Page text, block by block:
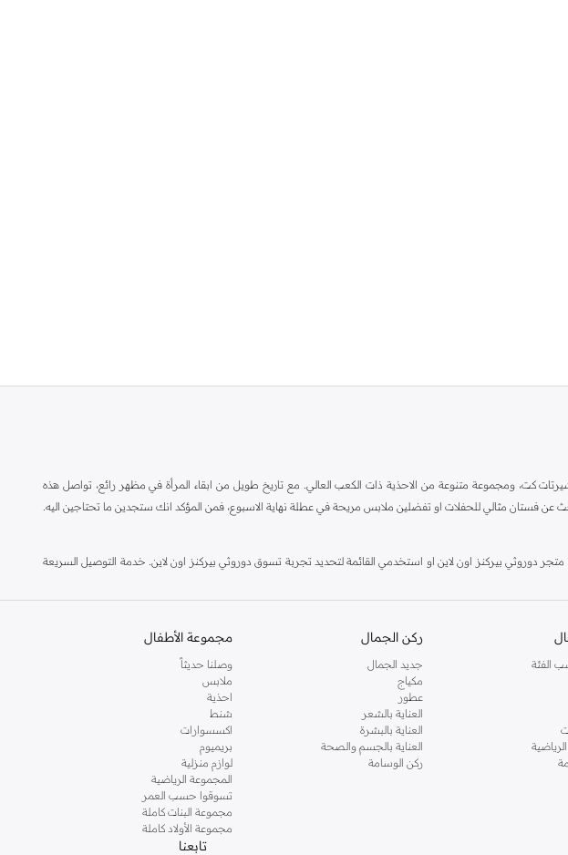
كت، ومجموعة متنوعة من الاحذية ذات الكعب العالي. مع تاريخ طويل من ابقاء المرأة في مظهر رائع، تواصل هذه
عن فستان مثالي للحفلات او تفضلين ملابس مريحة في عطلة نهاية الاسبوع، فمن المؤكد انك ستجدين ما تحتاجين اليه.
بيركنز اون لاين او استخدمي القائمة لتحديد تجربة تسوق دوروثي بيركنز اون لاين. خدمة التوصيل السريعة
الفئة
ركن الجمال
جديد الجمال
مكياج
عطور
العناية بالشعر
العناية بالبشرة
العناية بالجسم والصحة
ركن الوسامة
مجموعة الأطفال
وصلنا حديثاً
ملابس
احذية
شنط
اكسسوارات
بريميوم
لوازم منزلية
المجموعة الرياضية
تسوقوا حسب العمر
مجموعة البنات كاملة
مجموعة الأولاد كاملة
تابعنا